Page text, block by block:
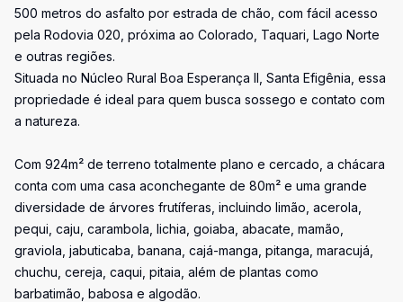
500 metros do asfalto por estrada de chão, com fácil acesso
pela Rodovia 020, próxima ao Colorado, Taquari, Lago Norte
e outras regiões.
Situada no Núcleo Rural Boa Esperança II, Santa Efigênia, essa
propriedade é ideal para quem busca sossego e contato com
a natureza.
Com 924m² de terreno totalmente plano e cercado, a chácara
conta com uma casa aconchegante de 80m² e uma grande
diversidade de árvores frutíferas, incluindo limão, acerola,
pequi, caju, carambola, lichia, goiaba, abacate, mamão,
graviola, jabuticaba, banana, cajá-manga, pitanga, maracujá,
chuchu, cereja, caqui, pitaia, além de plantas como
barbatimão, babosa e algodão.